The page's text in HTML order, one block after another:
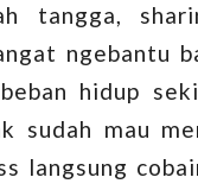
tangga,
ngebantu
hidup
sudah mau
langsung